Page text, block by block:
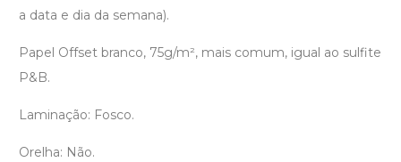
a data e dia da semana).
Papel Offset branco, 75g/m², mais comum, igual ao sulfite
P&B.
Laminação: Fosco.
Orelha: Não.